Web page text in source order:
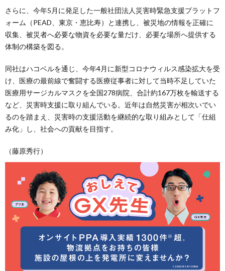
さらに、今年5月に発足した一般社団法人災害時緊急支援プラットフ
ォーム（PEAD、東京・恵比寿）と連携し、被災地の情報を正確に
収集、被災者へ必要な物資を必要な量だけ、必要な場所へ提供する
体制の構築を図る。
同社はハコベルを通じ、今年4月に新型コロナウィルス感染拡大を受
け、医療の最前線で奮闘する医療従事者に対して当時不足していた
医療用サージカルマスクを全国278病院、合計約167万枚を輸送する
など、災害時支援に取り組んでいる。近年は自然災害が相次いでい
るのを踏まえ、災害時の支援活動を継続的な取り組みとして「仕組
み化」し、社会への貢献を目指す。​
（藤原秀行）